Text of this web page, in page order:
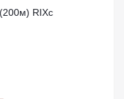
мп р-р 16 (200м) RIXc